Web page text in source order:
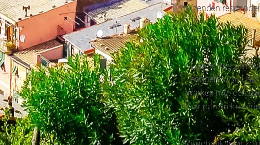
duizenden
Lagere kosten
enquêtes. Bij
werken met één
voor